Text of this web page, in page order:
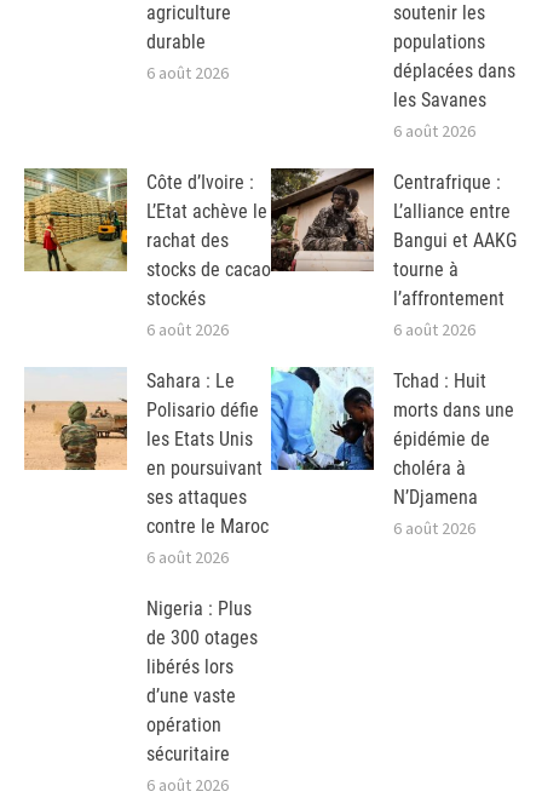
agriculture
durable
6 août 2026
soutenir les
populations
déplacées dans
les Savanes
6 août 2026
Côte d’Ivoire :
L’Etat achève le
rachat des
stocks de cacao
stockés
6 août 2026
Centrafrique :
L’alliance entre
Bangui et AAKG
tourne à
l’affrontement
6 août 2026
Sahara : Le
Polisario défie
les Etats Unis
en poursuivant
ses attaques
contre le Maroc
6 août 2026
Tchad : Huit
morts dans une
épidémie de
choléra à
N’Djamena
6 août 2026
Nigeria : Plus
de 300 otages
libérés lors
d’une vaste
opération
sécuritaire
6 août 2026